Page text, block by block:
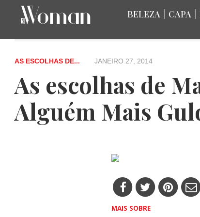
BELEZA CAPA
AS ESCOLHAS DE... JANEIRO 27, 2014
As escolhas de
Alguém Mais
MAIS SOBRE